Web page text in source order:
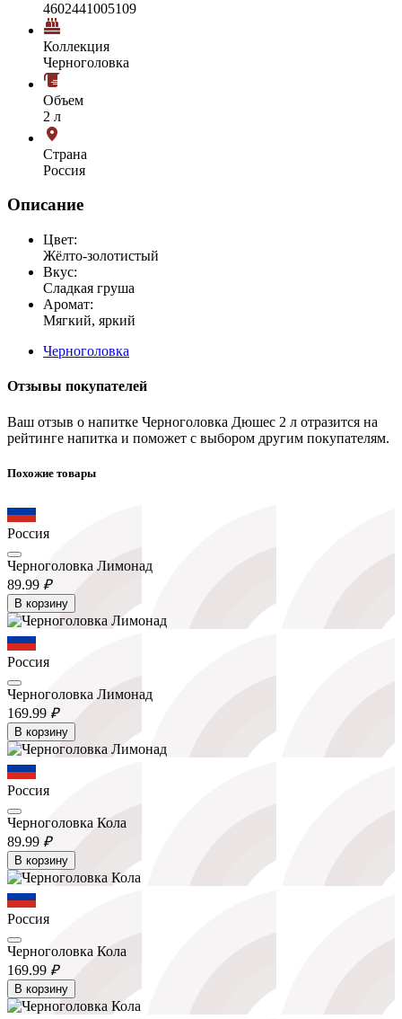
4602441005109
Коллекция
Черноголовка
Объем
2 л
Страна
Россия
Описание
Цвет:
Жёлто-золотистый
Вкус:
Сладкая груша
Аромат:
Мягкий, яркий
Черноголовка
Отзывы покупателей
Ваш отзыв о напитке Черноголовка Дюшес 2 л отразится на
рейтинге напитка и поможет с выбором другим покупателям.
Похожие товары
Россия
Черноголовка Лимонад
89.99 ₽
В корзину
Россия
Черноголовка Лимонад
169.99 ₽
В корзину
Россия
Черноголовка Кола
89.99 ₽
В корзину
Россия
Черноголовка Кола
169.99 ₽
В корзину